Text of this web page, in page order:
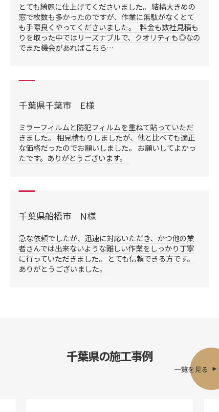
とても綺麗に仕上げてくださいました。 結構大きめの
窓で枚数も多かったのですが、作業に無駄がなくとて
も手際良くやってくださいました。 料金も数社見積も
りを取った中ではリーズナブルで、クオリティも◎なの
でまた機会があればこちら…
千葉県千葉市 E様
ミラーフィルムと防犯フィルムを重ねて貼っていただ
きました。 相見積もりしましたが、他と比べても適正
な価格だったのでお願いしました。 お願いしてよかっ
たです。ありがとうございます。
千葉県船橋市 N様
急な依頼でしたが、迅速に対応いただき、かつ他の業
者さんでは出来ないような難しい作業をしっかり丁寧
に行っていただきました。 とても信頼できる方です。
ありがとうございました。
千葉県の施工事例
一覧を見る